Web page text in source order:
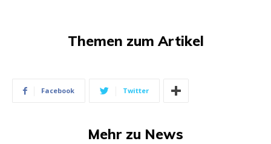
Themen zum Artikel
Facebook Twitter
Mehr zu News